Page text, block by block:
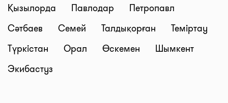
Қызылорда
Павлодар
Петропавл
Сәтбаев
Семей Талдықорған
Теміртау
Түркістан
Орал Өскемен
Шымкент
Экибастуз